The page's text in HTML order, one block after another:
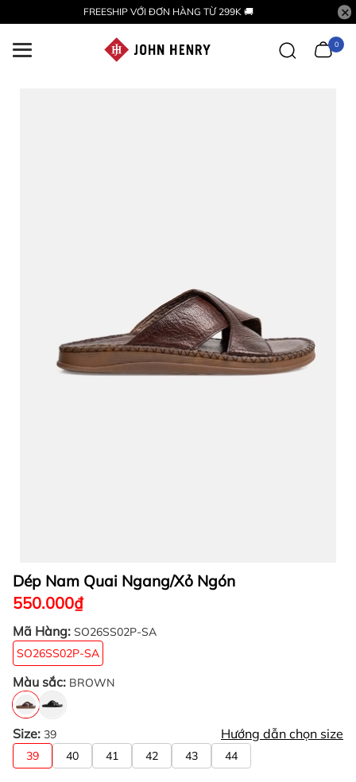
FREESHIP VỚI ĐƠN HÀNG TỪ 299K 🚚
0
Dép Nam Quai Ngang/Xỏ Ngón
550.000₫
Mã Hàng: SO26SS02P-SA
SO26SS02P-SA
Màu sắc: BROWN
Size: 39 Hướng dẫn chọn size
39 40 41 42 43 44